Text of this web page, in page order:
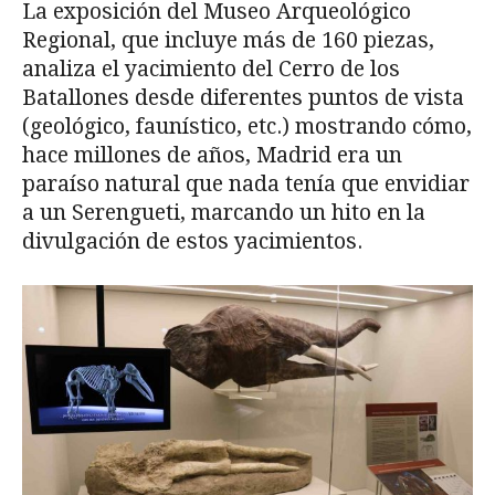
La exposición del Museo Arqueológico
Regional, que incluye más de 160 piezas,
analiza el yacimiento del Cerro de los
Batallones desde diferentes puntos de vista
(geológico, faunístico, etc.) mostrando cómo,
hace millones de años, Madrid era un
paraíso natural que nada tenía que envidiar
a un Serengueti, marcando un hito en la
divulgación de estos yacimientos.